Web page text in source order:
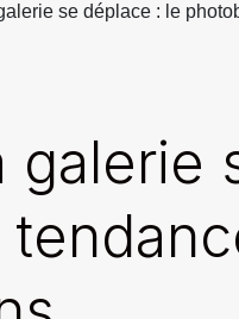
se déplace : le
galerie